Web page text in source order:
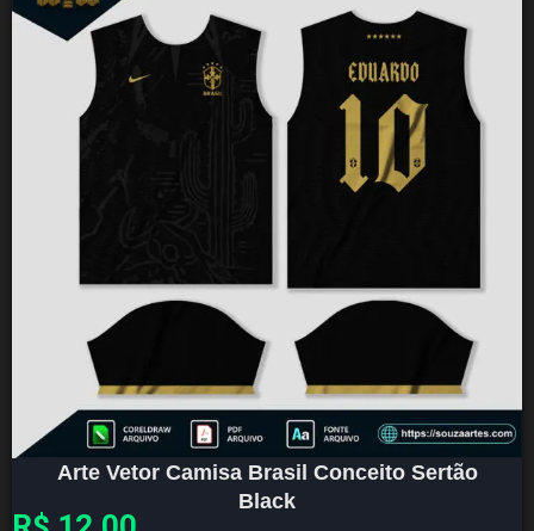
Arte Vetor Camisa Brasil Conceito Sertão
Black